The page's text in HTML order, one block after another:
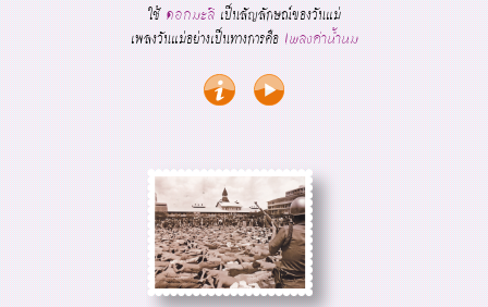
ใช้ ดอกมะลิเป็นสัญลักษณ์ของวันแม่
เพลงวันแม่อย่างเป็นทางการคือ เพลงค่าน้ำนม